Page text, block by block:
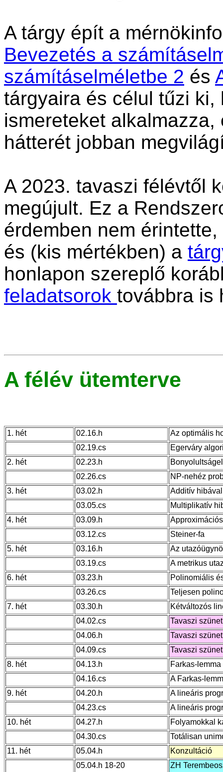
A tárgy épít a
Bevezetés a
számításelméletbe 2 és
tárgyaira és célul tűzi
ismereteket
hátterét jobban
A 2023. tavaszi félévtől
megújult. Ez a
érdemben nem
és (kis mértékben) a
honlapon szereplő
feladatsorok továbbra is
A félév ütemterve
1. hét 02.16.h
Az optimális
02.19.cs
Egerváry
2. hét
02.23.h
02.26.cs
NP-nehéz
3. hét
03.02.h
Additív
03.05.cs
Multiplikatív
4. hét
03.09.h
03.12.cs
Steiner-fa
5. hét
03.16.h
Az
03.19.cs
A metrikus
6. hét
03.23.h
Polinomiális
03.26.cs
Teljesen
7. hét
03.30.h
Kétváltozós
04.02.cs
Tavaszi
04.06.h
Tavaszi
04.09.cs
Tavaszi
8. hét
04.13.h
Farkas-lemma
04.16.cs
A Farkas-
9. hét
04.20.h
A lineáris
04.23.cs
A lineáris
10. hét
04.27.h
Folyamokkal
04.30.cs
Totálisan
11. hét
05.04.h
Konzultáció
05.04.h 18-20
ZH